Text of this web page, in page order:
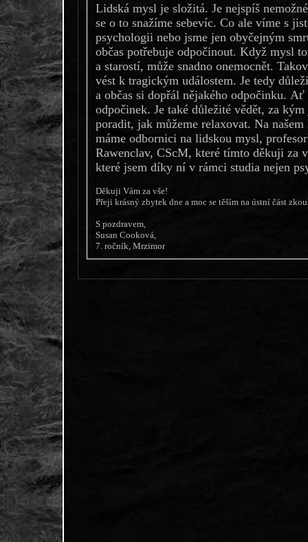
Lidská mysl je složitá. Je nejspíš
se o to snažíme sebevíc. Co ale víme s
psychologii nebo jsme jen obyčejným
občas potřebuje odpočinout. Když mysl
a starostí, může snadno onemocnět.
vést k tragickým událostem. Je tedy
a občas si dopřál nějakého odpočinku.
odpočinek. Je také důležité vědět, za
poradit, jak můžeme relaxovat. Na
máme odbornici na lidskou mysl,
Rawenclav, CScM, které tímto děkuji za
které jsem díky ní v rámci studia nejen
Děkuji Vám za vše!
Přeji krásný zbytek dne a moc se těším na ústní část
S pozdravem,
Susan Cooková,
7. ročník, Mrzimor